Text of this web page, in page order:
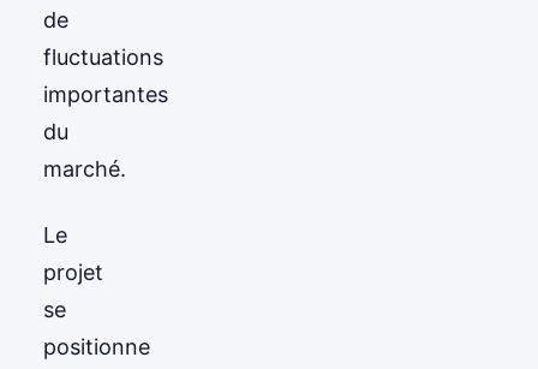
de
fluctuations
importantes
du
marché.
Le
projet
se
positionne